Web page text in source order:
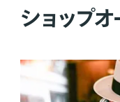
ショップ